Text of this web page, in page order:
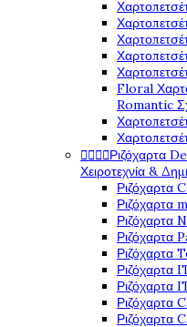
Floral
Romantic
   Ριζόχαρτα
Χειροτεχνία &
Ριζόχαρτα
Ριζόχαρτα
Ριζόχαρτα
Ριζόχαρτα
Ριζόχαρτα
Ριζόχαρτα
Ριζόχαρτα
Ριζόχαρτα
Ριζόχαρτα